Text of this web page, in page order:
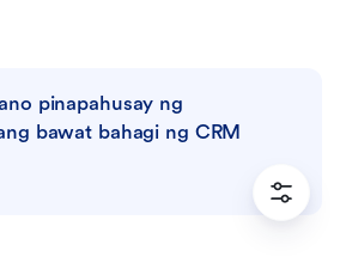
pinapahusay ng
bawat bahagi ng CRM